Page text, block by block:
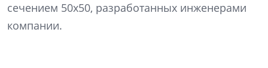
сечением 50х50, разработанных инженерами
компании.